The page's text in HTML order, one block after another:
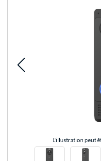
L'illustration peut